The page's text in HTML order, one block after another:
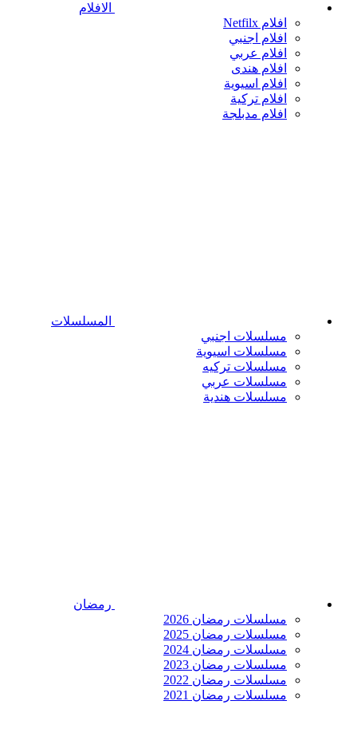
الافلام
افلام Netfilx
افلام اجنبي
افلام عربي
افلام هندى
افلام اسيوية
افلام تركية
افلام مدبلجة
المسلسلات
مسلسلات اجنبي
مسلسلات اسيوية
مسلسلات تركيه
مسلسلات عربي
مسلسلات هندية
رمضان
مسلسلات رمضان 2026
مسلسلات رمضان 2025
مسلسلات رمضان 2024
مسلسلات رمضان 2023
مسلسلات رمضان 2022
مسلسلات رمضان 2021